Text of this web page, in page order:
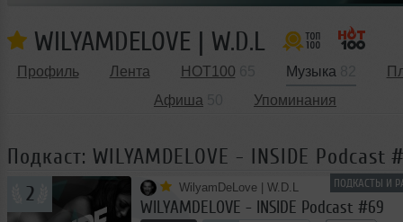
WILYAMDELOVE | W.D.L
Профиль Лента HOT100 Музыка
Афиша
Упоминания
Подкаст: WILYAMDELOVE - INSIDE Podcast
ПОДКАСТЫ И
2 WilyamDeLove | W.D.L
WILYAMDELOVE - INSIDE Podcast #69